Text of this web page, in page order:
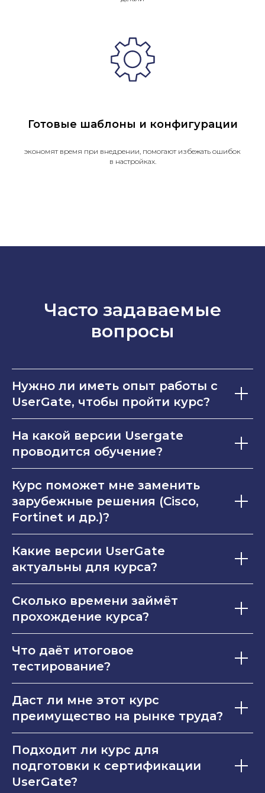
Готовые шаблоны и конфигурации
экономят время при внедрении, помогают избежать ошибок
в настройках.
Часто задаваемые
вопросы
Нужно ли иметь опыт работы с
UserGate, чтобы пройти курс?
На какой версии Usergate
проводится обучение?
Курс поможет мне заменить
зарубежные решения (Cisco,
Fortinet и др.)?
Какие версии UserGate
актуальны для курса?
Сколько времени займёт
прохождение курса?
Что даёт итоговое
тестирование?
Даст ли мне этот курс
преимущество на рынке труда?
Подходит ли курс для
подготовки к сертификации
UserGate?